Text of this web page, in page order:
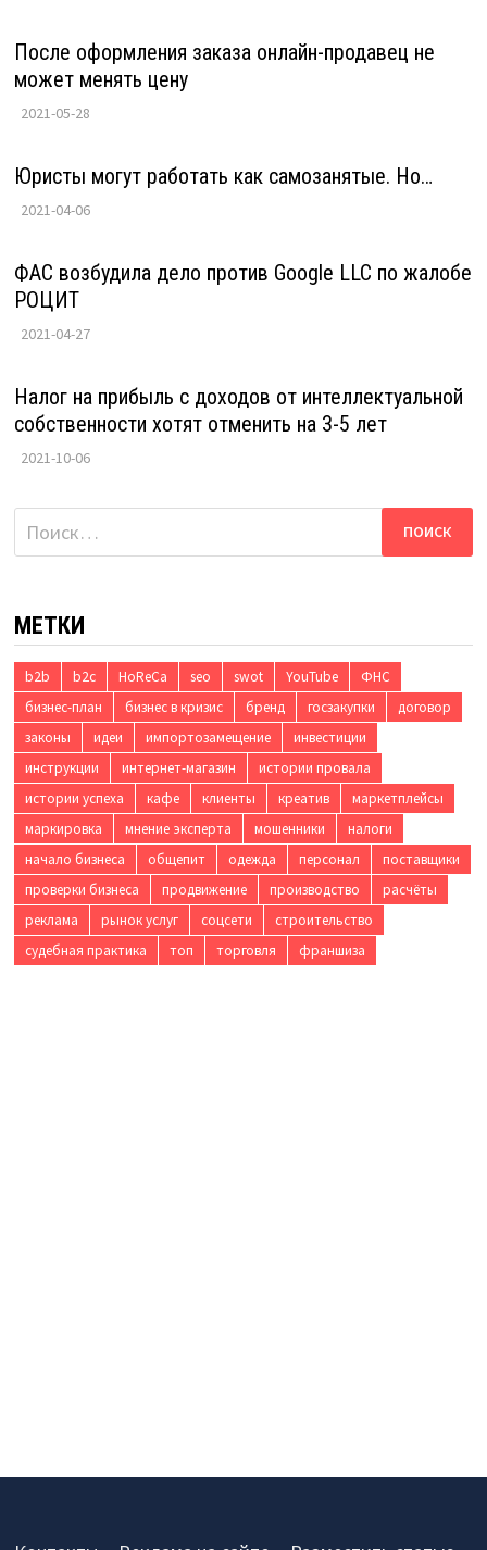
После оформления заказа онлайн-продавец не
может менять цену
2021-05-28
Юристы могут работать как самозанятые. Но…
2021-04-06
ФАС возбудила дело против Google LLC по жалобе
РОЦИТ
2021-04-27
Налог на прибыль с доходов от интеллектуальной
собственности хотят отменить на 3-5 лет
2021-10-06
Найти:
МЕТКИ
b2b b2c HoReCa seo swot YouTube
ФНС
бизнес-план
бизнес в кризис бренд госзакупки
договор
законы
идеи импортозамещение
инвестиции
инструкции
интернет-магазин
истории провала
истории успеха
кафе клиенты креатив
маркетплейсы
маркировка
мнение эксперта мошенники
налоги
начало бизнеса
общепит одежда персонал
поставщики
проверки бизнеса
продвижение производство
расчёты
реклама
рынок услуг соцсети
строительство
судебная практика
топ торговля франшиза